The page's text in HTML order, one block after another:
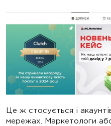
Це ж стосується і
мережах. Маркетологи